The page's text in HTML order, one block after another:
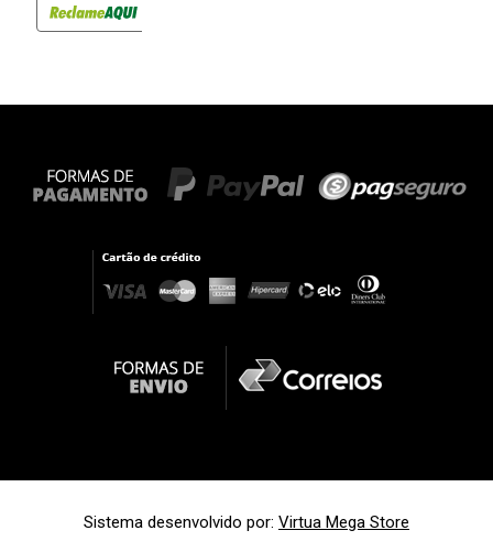
Sistema desenvolvido por: Virtua Mega Store